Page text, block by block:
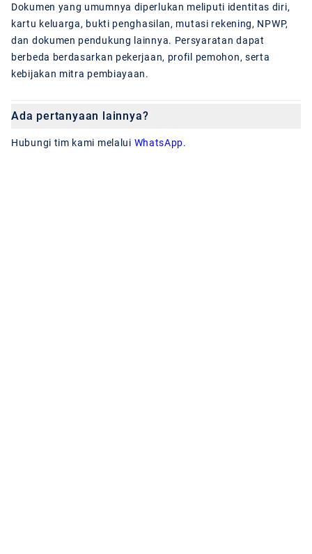
Dokumen yang umumnya diperlukan meliputi identitas diri,
kartu keluarga, bukti penghasilan, mutasi rekening, NPWP,
dan dokumen pendukung lainnya. Persyaratan dapat
berbeda berdasarkan pekerjaan, profil pemohon, serta
kebijakan mitra pembiayaan.
Ada pertanyaan lainnya?
Hubungi tim kami melalui WhatsApp.